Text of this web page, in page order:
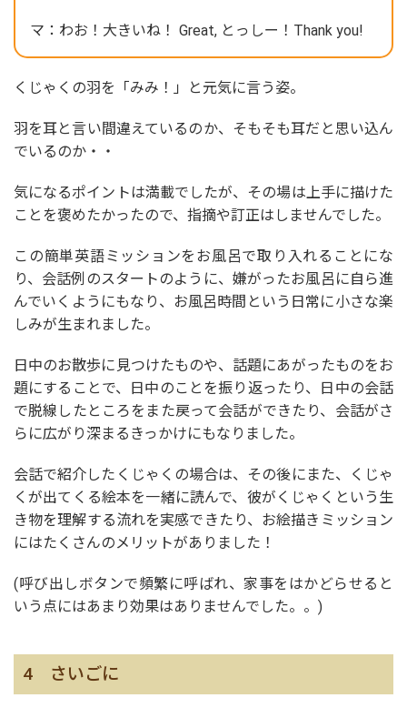
マ：わお！大きいね！ Great, とっしー！Thank you!
くじゃくの羽を「みみ！」と元気に言う姿。
羽を耳と言い間違えているのか、そもそも耳だと思い込ん
でいるのか・・
気になるポイントは満載でしたが、その場は上手に描けた
ことを褒めたかったので、指摘や訂正はしませんでした。
この簡単英語ミッションをお風呂で取り入れることにな
り、会話例のスタートのように、嫌がったお風呂に自ら進
んでいくようにもなり、お風呂時間という日常に小さな楽
しみが生まれました。
日中のお散歩に見つけたものや、話題にあがったものをお
題にすることで、日中のことを振り返ったり、日中の会話
で脱線したところをまた戻って会話ができたり、会話がさ
らに広がり深まるきっかけにもなりました。
会話で紹介したくじゃくの場合は、その後にまた、くじゃ
くが出てくる絵本を一緒に読んで、彼がくじゃくという生
き物を理解する流れを実感できたり、お絵描きミッション
にはたくさんのメリットがありました！
(呼び出しボタンで頻繁に呼ばれ、家事をはかどらせると
いう点にはあまり効果はありませんでした。。)
4 さいごに